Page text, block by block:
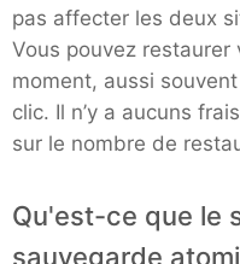
pas affecter les deux
Vous pouvez
moment, aussi
clic. Il n’y a aucuns
sur le nombre de
Qu'est-ce que le
sauvegarde